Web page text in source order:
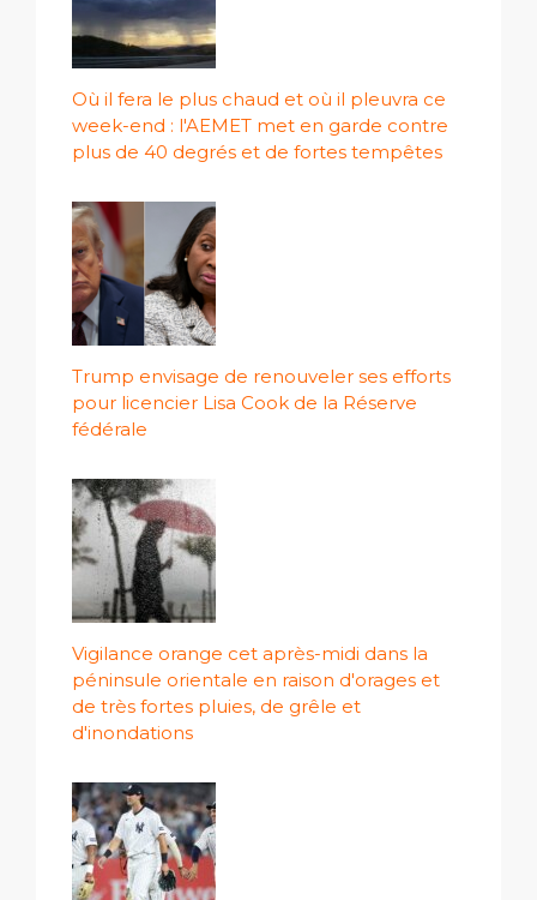
Où il fera le plus chaud et où il pleuvra ce
week-end : l'AEMET met en garde contre
plus de 40 degrés et de fortes tempêtes
Trump envisage de renouveler ses efforts
pour licencier Lisa Cook de la Réserve
fédérale
Vigilance orange cet après-midi dans la
péninsule orientale en raison d'orages et
de très fortes pluies, de grêle et
d'inondations